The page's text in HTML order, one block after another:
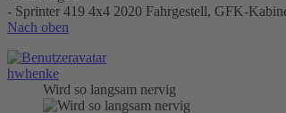
- Sprinter 419 4x4 2020 Fahrgestell, GFK-
Nach oben
hwhenke
Wird so langsam nervig